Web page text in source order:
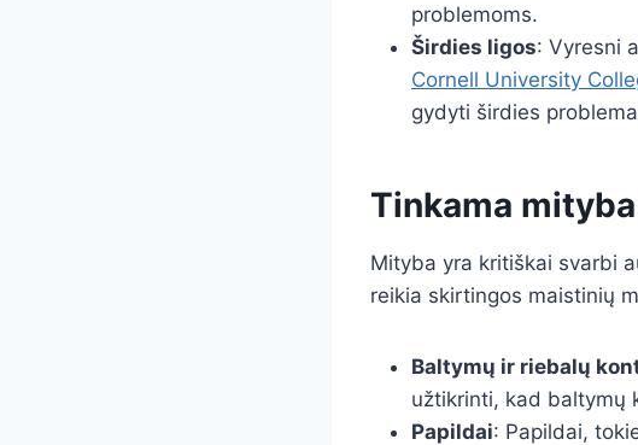
problemoms.
Širdies ligos: Vyresni
Cornell University
gydyti širdies
Tinkama
Mityba yra kritiškai svarbi
reikia skirtingos maistinių
Baltymų ir riebalų
užtikrinti, kad baltymų
Papildai: Papildai,